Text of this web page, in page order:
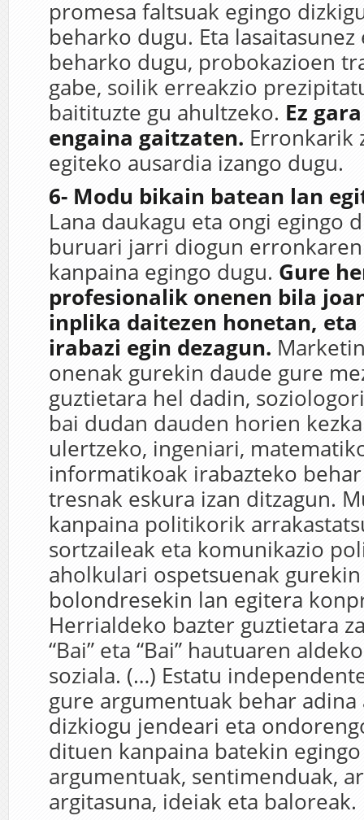
promesa faltsuak egingo
beharko dugu. Eta
beharko dugu, probokazioen
gabe, soilik erreakzio
baitituzte gu ahultzeko. Ez
engaina gaitzaten. Erronkarik
egiteko ausardia izango dugu.
6- Modu bikain batean lan
Lana daukagu eta ongi egingo
buruari jarri diogun
kanpaina egingo dugu. Gure
profesionalik onenen bila
inplika daitezen honetan,
irabazi egin dezagun.
onenak gurekin daude gure
guztietara hel dadin,
bai dudan dauden horien
ulertzeko, ingeniari,
informatikoak irabazteko
tresnak eskura izan ditzagun.
kanpaina politikorik
sortzaileak eta komunikazio
aholkulari ospetsuenak
bolondresekin lan egitera
Herrialdeko bazter guztietara
“Bai” eta “Bai” hautuaren
soziala. (…) Estatu
gure argumentuak behar adina
dizkiogu jendeari eta
dituen kanpaina batekin
argumentuak, sentimenduak,
argitasuna, ideiak eta baloreak.